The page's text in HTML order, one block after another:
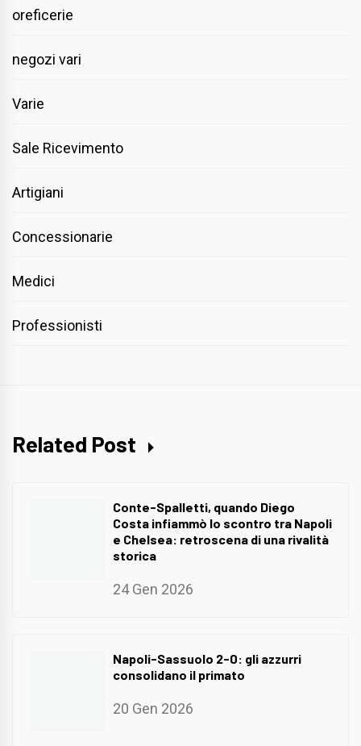
oreficerie
negozi vari
Varie
Sale Ricevimento
Artigiani
Concessionarie
Medici
Professionisti
Related Post
Conte-Spalletti, quando Diego
Costa infiammò lo scontro tra Napoli
e Chelsea: retroscena di una rivalità
storica
24 Gen 2026
Napoli-Sassuolo 2-0: gli azzurri
consolidano il primato
20 Gen 2026